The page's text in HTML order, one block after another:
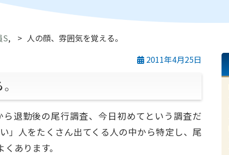
S, 人の顔、雰囲気を覚える。
2011年4月25日
退勤後の尾行調査、今日初めてという調査だ
」人をたくさん出てくる人の中から特定し、尾
あります。